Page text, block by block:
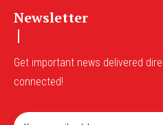
Newsletter
Get important news delivered
connected!